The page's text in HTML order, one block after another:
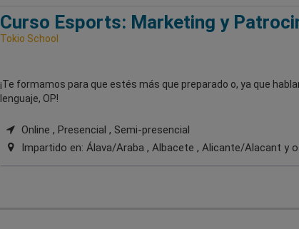
Curso Esports: Marketing y
Tokio School
¡Te formamos para que estés más que preparado o, ya que
lenguaje, OP!
Online , Presencial , Semi-presencial
Impartido en: Álava/Araba , Albacete , Alicante/Alacant y